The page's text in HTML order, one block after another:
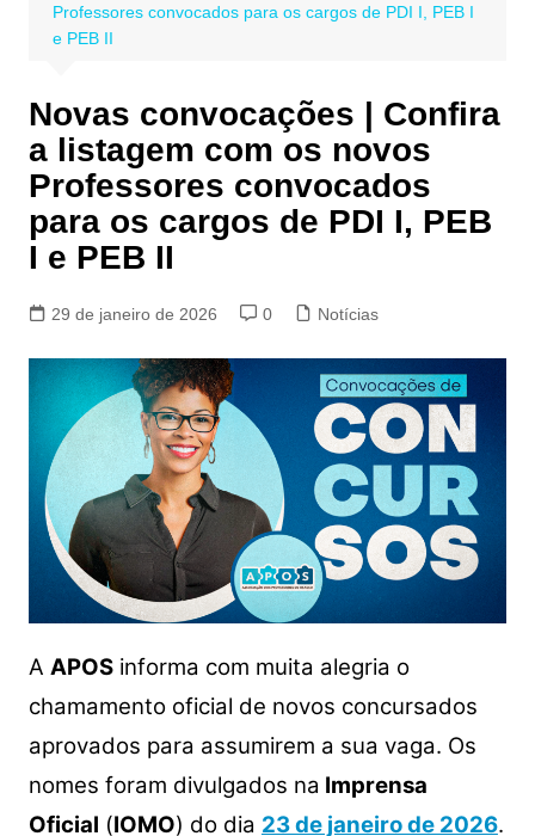
Professores convocados para os cargos de PDI I, PEB I
e PEB II
Novas convocações | Confira
a listagem com os novos
Professores convocados
para os cargos de PDI I, PEB
I e PEB II
29 de janeiro de 2026 0 Notícias
A APOSinforma com muita alegria o
chamamento oficial de novos concursados
aprovados para assumirem a sua vaga. Os
nomes foram divulgados na Imprensa
Oficial (IOMO) do dia 23 de janeiro de 2026.